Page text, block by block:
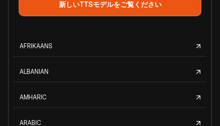
新しいTTSモデルをご覧ください
AFRIKAANS
ALBANIAN
AMHARIC
ARABIC